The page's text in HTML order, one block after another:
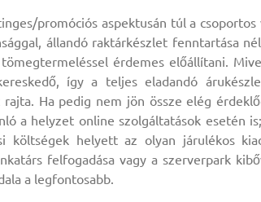
promóciós aspektusán túl a
állandó raktárkészlet fenntartása
érdemes előállítani.
így a teljes eladandó
Ha pedig nem jön össze elég
a helyzet online szolgáltatások esetén
költségek helyett az olyan járulékos
felfogadása vagy a szerverpark
a legfontosabb.